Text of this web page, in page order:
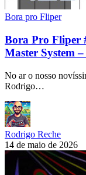
Bora pro Fliper
Bora Pro Fliper
Master System
No ar o nosso
Rodrigo…
Rodrigo Reche
14 de maio de 2026